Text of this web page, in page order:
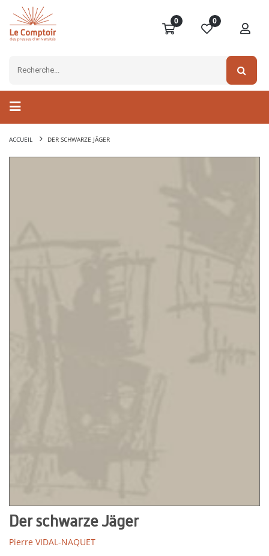
0 0
ACCUEIL DER SCHWARZE JÄGER
Der schwarze Jäger
Pierre VIDAL-NAQUET